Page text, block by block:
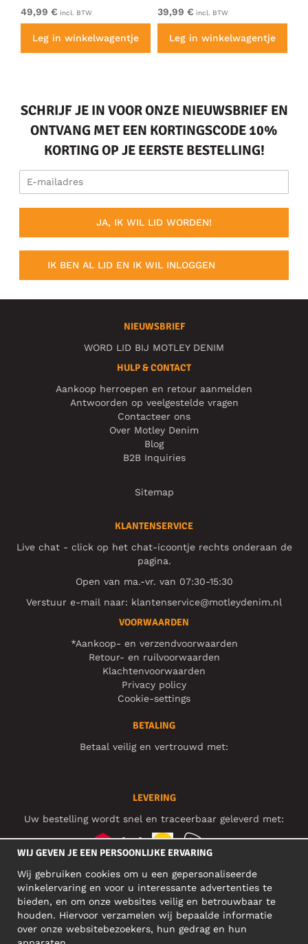
49,99 € incl. BTW
Leg in winkelwagentje
39,99 € incl. BTW
Leg in winkelwagentje
SCHRIJF JE IN VOOR ONZE NIEUWSBRIEF EN
ONTVANG MET EEN KORTINGSCODE 10%
KORTING OP JE EERSTE BESTELLING!
JA, IK WIL LID WORDEN!
IK BEN AL LID EN IK WIL INLOGGEN
NIEUWSBRIEF
WORD LID BIJ MOTLEY DENIM
HULP & CONTACT
Aankoop herroepen en retour aanmelden
Antwoorden op veelgestelde vragen
Contacteer ons
Over Motley Denim
Blog
B2B Inquiries
Sitemap
KLANTENSERVICE
Live chat - click op het chat-icoontje rechts onderaan de
pagina.
Open van ma.-vr. van 07:30-15:30
Verstuur e-mail naar: klantenservice@motleydenim.nl
VOORWAARDEN
*Aankoop- en verzendvoorwaarden
Retour- en ruilvoorwaarden
Klachtenvoorwaarden
Privacy policy
Cookie-settings
BETALING
Betaal veilig en vertrouwd met:
LEVERING
Uw bestelling wordt snel en traceerbaar geleverd met:
SOCIAL MEDIA
BEDRIJFSADRES
WIJ GEVEN JE EEN PERSOONLIJKE ERVARING
Wij gebruiken cookies om u een gepersonaliseerde
winkelervaring en voor u interessante advertenties te
bieden, en om onze websites veilig en betrouwbaar te
houden. Hiervoor verzamelen wij bepaalde informatie
over onze websitebezoekers, hun gedrag en hun